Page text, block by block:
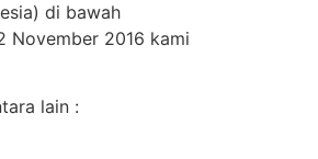
di bawah
November 2016 kami
lain :